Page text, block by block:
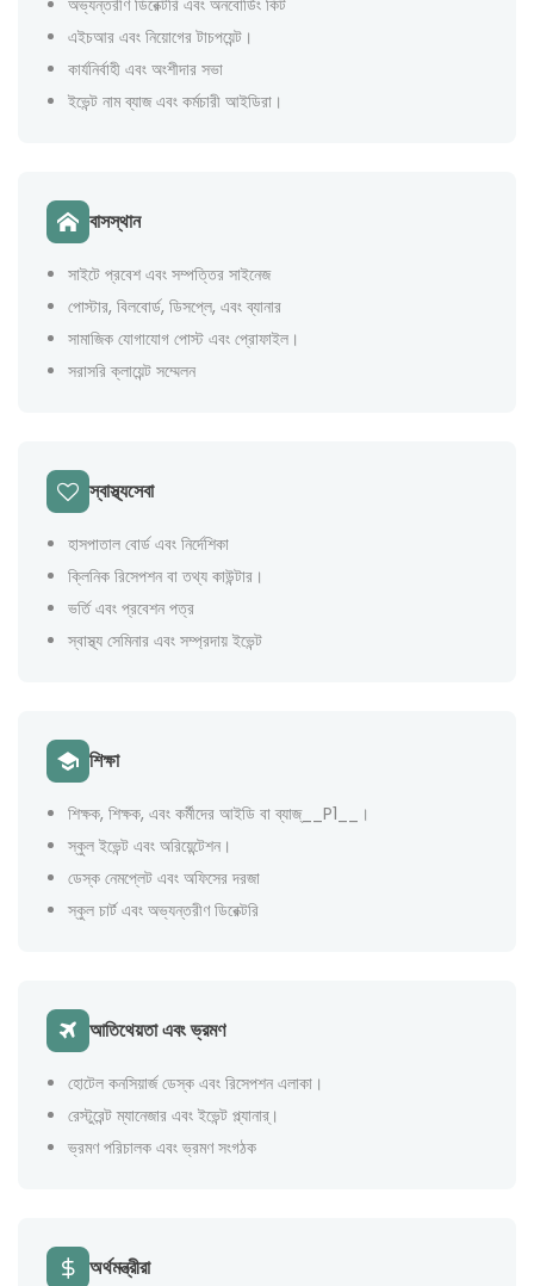
এইচআর এবং নিয়োগের টাচপয়েন্ট।
কার্যনির্বাহী এবং অংশীদার সভা
ইভেন্ট নাম ব্যাজ এবং কর্মচারী আইডিরা।
বাসস্থান
সাইটে প্রবেশ এবং সম্পত্তির সাইনেজ
পোস্টার, বিলবোর্ড, ডিসপ্লে, এবং ব্যানার
সামাজিক যোগাযোগ পোস্ট এবং প্রোফাইল।
সরাসরি ক্লায়েন্ট সম্মেলন
স্বাস্থ্যসেবা
হাসপাতাল বোর্ড এবং নির্দেশিকা
ক্লিনিক রিসেপশন বা তথ্য কাউন্টার।
ভর্তি এবং প্রবেশন পত্র
স্বাস্থ্য সেমিনার এবং সম্প্রদায় ইভেন্ট
শিক্ষা
শিক্ষক, শিক্ষক, এবং কর্মীদের আইডি বা ব্যাজ্__P1__।
স্কুল ইভেন্ট এবং অরিয়েন্টেশন।
ডেস্ক নেমপ্লেট এবং অফিসের দরজা
স্কুল চার্ট এবং অভ্যন্তরীণ ডিরেক্টরি
আতিথেয়তা এবং ভ্রমণ
হোটেল কনসিয়ার্জ ডেস্ক এবং রিসেপশন এলাকা।
রেস্টুরেন্ট ম্যানেজার এবং ইভেন্ট প্ল্যানার্।
ভ্রমণ পরিচালক এবং ভ্রমণ সংগঠক
অর্থমন্ত্রীরা